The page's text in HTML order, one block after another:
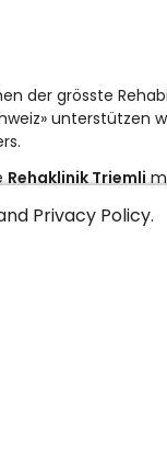
der grösste
unterstützen
Rehaklinik Triemli
und
Triemli mit 32
Privacy Policy.